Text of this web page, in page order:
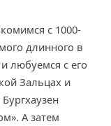
с 1000-
длинного в
любуемся с его
Зальцах и
А затем